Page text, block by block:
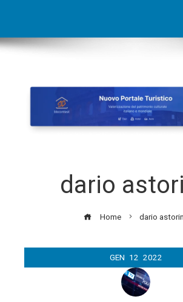
dario
Home dario
GEN 12 2022